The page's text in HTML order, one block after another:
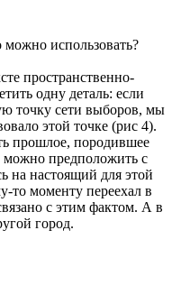
использовать?
пространственно-
одну деталь: если
точку сети выборов, мы
этой точке (рис 4).
прошлое, породившее
можно предположить с
на настоящий для этой
то моменту переехал в
с этим фактом. А в
город.